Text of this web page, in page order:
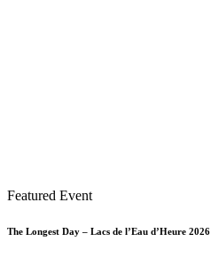
Featured Event
The Longest Day – Lacs de l’Eau d’Heure 2026